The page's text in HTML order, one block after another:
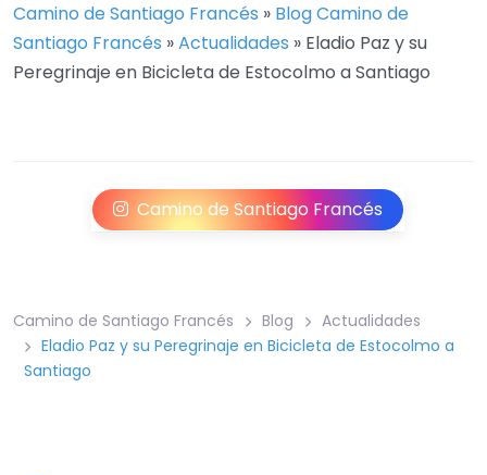
Camino de Santiago Francés » Blog Camino de
Santiago Francés »Actualidades » Eladio Paz y su
Peregrinaje en Bicicleta de Estocolmo a Santiago
Camino de Santiago Francés
Camino de Santiago Francés Blog
Actualidades
Eladio Paz y su Peregrinaje en Bicicleta de Estocolmo a
Santiago